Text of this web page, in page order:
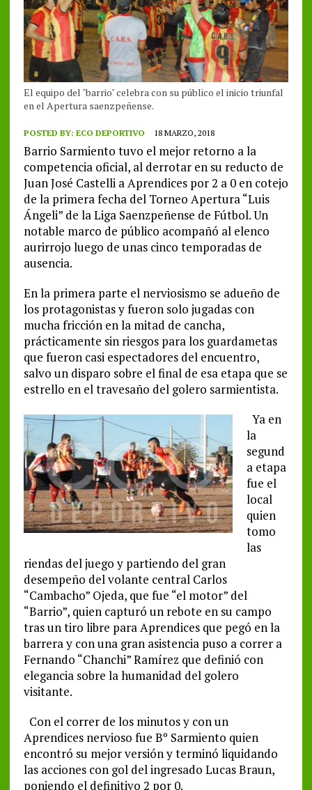
El equipo del "barrio" celebra con su público el inicio triunfal
en el Apertura saenzpeñense.
POSTED BY: ECO DEPORTIVO 18 MARZO, 2018
Barrio Sarmiento tuvo el mejor retorno a la
competencia oficial, al derrotar en su reducto de
Juan José Castelli a Aprendices por 2 a 0 en cotejo
de la primera fecha del Torneo Apertura “Luis
Ángeli” de la Liga Saenzpeñense de Fútbol. Un
notable marco de público acompañó al elenco
aurirrojo luego de unas cinco temporadas de
ausencia.
En la primera parte el nerviosismo se adueño de
los protagonistas y fueron solo jugadas con
mucha fricción en la mitad de cancha,
prácticamente sin riesgos para los guardametas
que fueron casi espectadores del encuentro,
salvo un disparo sobre el final de esa etapa que se
estrello en el travesaño del golero sarmientista.
Ya en
la
segund
a etapa
fue el
local
quien
tomo
las
riendas del juego y partiendo del gran
desempeño del volante central Carlos
“Cambacho” Ojeda, que fue “el motor” del
“Barrio”, quien capturó un rebote en su campo
tras un tiro libre para Aprendices que pegó en la
barrera y con una gran asistencia puso a correr a
Fernando “Chanchi” Ramírez que definió con
elegancia sobre la humanidad del golero
visitante.
Con el correr de los minutos y con un
Aprendices nervioso fue Bº Sarmiento quien
encontró su mejor versión y terminó liquidando
las acciones con gol del ingresado Lucas Braun,
poniendo el definitivo 2 por 0.